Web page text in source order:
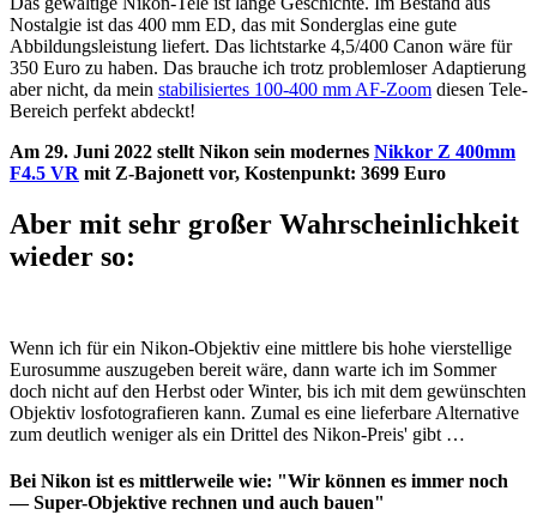
Nostalgie ist das 400 mm ED, das mit Sonderglas eine gute
Abbildungsleistung liefert. Das lichtstarke 4,5/400 Canon wäre für
350 Euro zu haben. Das brauche ich trotz problemloser Adaptierung
aber nicht, da mein stabilisiertes 100-400 mm AF-Zoom diesen Tele-
Bereich perfekt abdeckt!
Am 29. Juni 2022 stellt Nikon sein modernes Nikkor Z 400mm
F4.5 VR mit Z-Bajonett vor, Kostenpunkt: 3699 Euro
Aber mit sehr großer Wahrscheinlichkeit
wieder so:
Wenn ich für ein Nikon-Objektiv eine mittlere bis hohe vierstellige
Eurosumme auszugeben bereit wäre, dann warte ich im Sommer
doch nicht auf den Herbst oder Winter, bis ich mit dem gewünschten
Objektiv losfotografieren kann. Zumal es eine lieferbare Alternative
zum deutlich weniger als ein Drittel des Nikon-Preis' gibt …
Bei Nikon ist es mittlerweile wie: "Wir können es immer noch
— Super-Objektive rechnen und auch bauen"